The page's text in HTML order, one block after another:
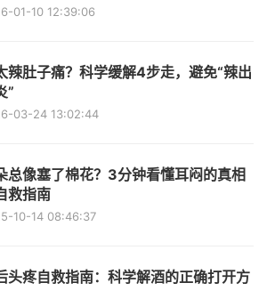
01-10 12:39:06
辣肚子痛？科学缓解4步走，避免“辣出
”
03-24 13:02:44
总像塞了棉花？3分钟看懂耳闷的真相
救指南
10-14 08:46:37
头疼自救指南：科学解酒的正确打开方